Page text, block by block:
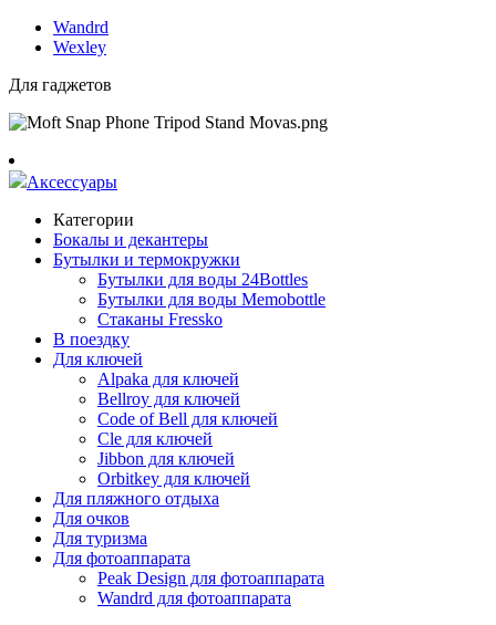
Wandrd
Wexley
Для гаджетов
Аксессуары
Категории
Бокалы и декантеры
Бутылки и термокружки
Бутылки для воды 24Bottles
Бутылки для воды Memobottle
Стаканы Fressko
В поездку
Для ключей
Alpaka для ключей
Bellroy для ключей
Code of Bell для ключей
Cle для ключей
Jibbon для ключей
Orbitkey для ключей
Для пляжного отдыха
Для очков
Для туризма
Для фотоаппарата
Peak Design для фотоаппарата
Wandrd для фотоаппарата